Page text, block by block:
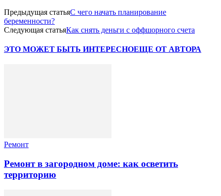
Предыдущая статьяС чего начать планирование
беременности?
Следующая статьяКак снять деньги с оффшорного счета
ЭТО МОЖЕТ БЫТЬ ИНТЕРЕСНОЕЩЕ ОТ АВТОРА
Ремонт
Ремонт в загородном доме: как осветить
территорию